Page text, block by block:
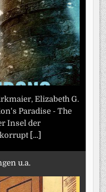
Elizabeth G.
Paradise - The
Insel der
korrupt [...]
u.a.